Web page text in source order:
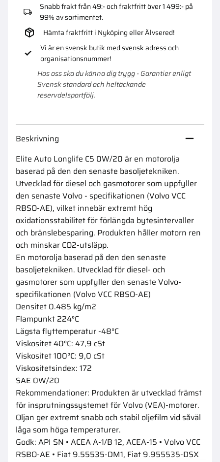
Snabb frakt från 49:- och fraktfritt över 1 499:- på
99% av sortimentet.
Hämta fraktfritt i Nyköping eller Älvsered!
Vi är en svensk butik med svensk adress och
organisationsnummer!
Hos oss ska du känna dig trygg - Garantier enligt
Svensk standard och heltäckande
reservdelsportfölj.
Beskrivning
Elite Auto Longlife C5 0W/20 är en motorolja
baserad på den den senaste basoljetekniken.
Utvecklad för diesel och gasmotorer som uppfyller
den senaste Volvo - specifikationen (Volvo VCC
RBSO-AE), vilket innebär extremt hög
oxidationsstabilitet för förlängda bytesintervaller
och bränslebesparing. Produkten håller motorn ren
och minskar CO2-utsläpp.
En motorolja baserad på den den senaste
basoljetekniken. Utvecklad för diesel- och
gasmotorer som uppfyller den senaste Volvo-
specifikationen (Volvo VCC RBSO-AE)
Densitet 0.485 kg/m2
Flampunkt 224°C
Lägsta flyttemperatur -48°C
Viskositet 40°C: 47,9 cSt
Viskositet 100°C: 9,0 cSt
Viskositetsindex: 172
SAE 0W/20
Rekommendationer: Produkten är utvecklad främst
för insprutningssystemet för Volvo (VEA)-motorer.
Oljan ger extremt snabb och stabil oljefilm vid såväl
låga som höga temperaturer.
Godk: API SN • ACEA A-1/B 12, ACEA-15 • Volvo VCC
RSBO-AE • Fiat 9.55535-DM1, Fiat 9.955535-DSX